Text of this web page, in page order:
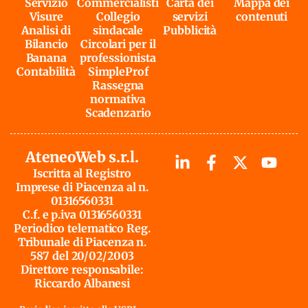
Visure
Analisi di
Bilancio
Banana
Contabilità
Collegio
sindacale
Circolari per il
professionista
SimpleProf
Rassegna
normativa
Scadenzario
servizi
Pubblicità
contenuti
AteneoWeb s.r.l.
Iscritta al Registro
Imprese di Piacenza al n.
01316560331
C.f. e p.iva 01316560331
Periodico telematico Reg.
Tribunale di Piacenza n.
587 del 20/02/2003
Direttore responsabile:
Riccardo Albanesi